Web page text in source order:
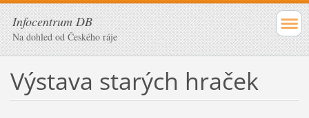
Infocentrum DB
Na dohled od Českého ráje
Výstava starých hraček